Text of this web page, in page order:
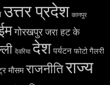
उत्तर प्रदेश कानपुर
गोरखपुर जरा हट के
देवरिया देश पर्यटन फोटो गैलरी
मौसम राजनीतिराज्य